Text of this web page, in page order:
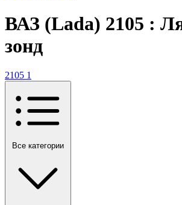
ВАЗ (Lada) 2105 :
зонд
2105 1
Все категории